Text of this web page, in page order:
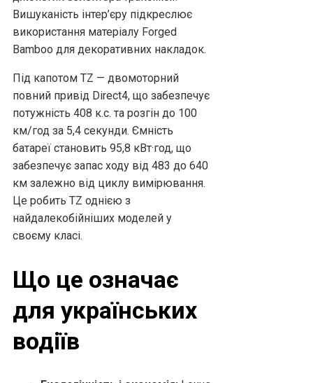
Вишуканість інтер’єру підкреслює
використання матеріалу Forged
Bamboo для декоративних накладок.
Під капотом TZ — двомоторний
повний привід Direct4, що забезпечує
потужність 408 к.с. та розгін до 100
км/год за 5,4 секунди. Ємність
батареї становить 95,8 кВт·год, що
забезпечує запас ходу від 483 до 640
км залежно від циклу вимірювання.
Це робить TZ однією з
найдалекобійніших моделей у
своєму класі.
Що це означає
для українських
водіїв